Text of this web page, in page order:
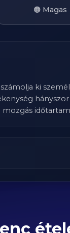
🟠 Magas
ki